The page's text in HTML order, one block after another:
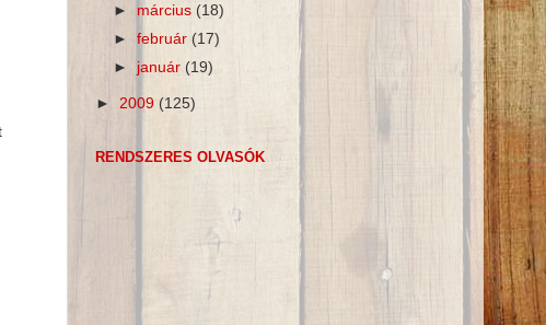
► március (18)
►február(17)
► január (19)
► 2009 (125)
RENDSZERES OLVASÓK